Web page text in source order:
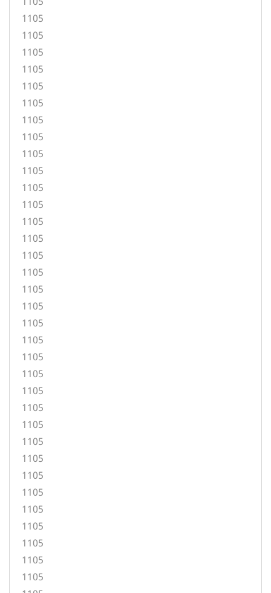
1105
1105
1105
1105
1105
1105
1105
1105
1105
1105
1105
1105
1105
1105
1105
1105
1105
1105
1105
1105
1105
1105
1105
1105
1105
1105
1105
1105
1105
1105
1105
1105
1105
1105